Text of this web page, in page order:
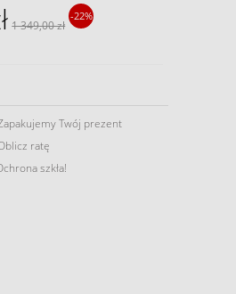
1 349,00 zł
-22%
Twój prezent
ratę
szkła!